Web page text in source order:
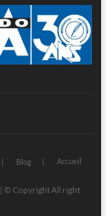
Blog Accueil
| © Copyright All right